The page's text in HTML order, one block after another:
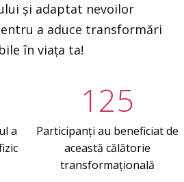
și adaptat nevoilor
a aduce transformări
în viața ta!
a
125
Participanți au beneficiat de
această călătorie
transformațională